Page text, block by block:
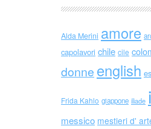
Alda Merini amore
capolavori chile cile
donne english
Frida Kahlo giappone iliade
messico mestieri d'